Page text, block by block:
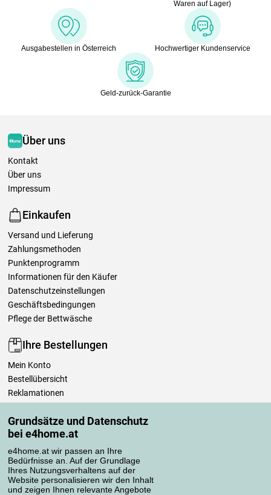
Grundsätze und Datenschutz
bei e4home.at
e4home.at wir passen an Ihre
Bedürfnisse an. Auf der Grundlage
Ihres Nutzungsverhaltens auf der
Website personalisieren wir den Inhalt
und zeigen Ihnen relevante Angebote
Waren auf Lager)
Ausgabestellen in Österreich Hochwertiger Kundenservice
Geld-zurück-Garantie
Über uns
Kontakt
Über uns
Impressum
Einkaufen
Versand und Lieferung
Zahlungsmethoden
Punktenprogramm
Informationen für den Käufer
Datenschutzeinstellungen
Geschäftsbedingungen
Pflege der Bettwäsche
Ihre Bestellungen
Mein Konto
Bestellübersicht
Reklamationen
Einfach mehr wissen
Richtlinien zur Verarbeitung von Bewertungen
Transportarten